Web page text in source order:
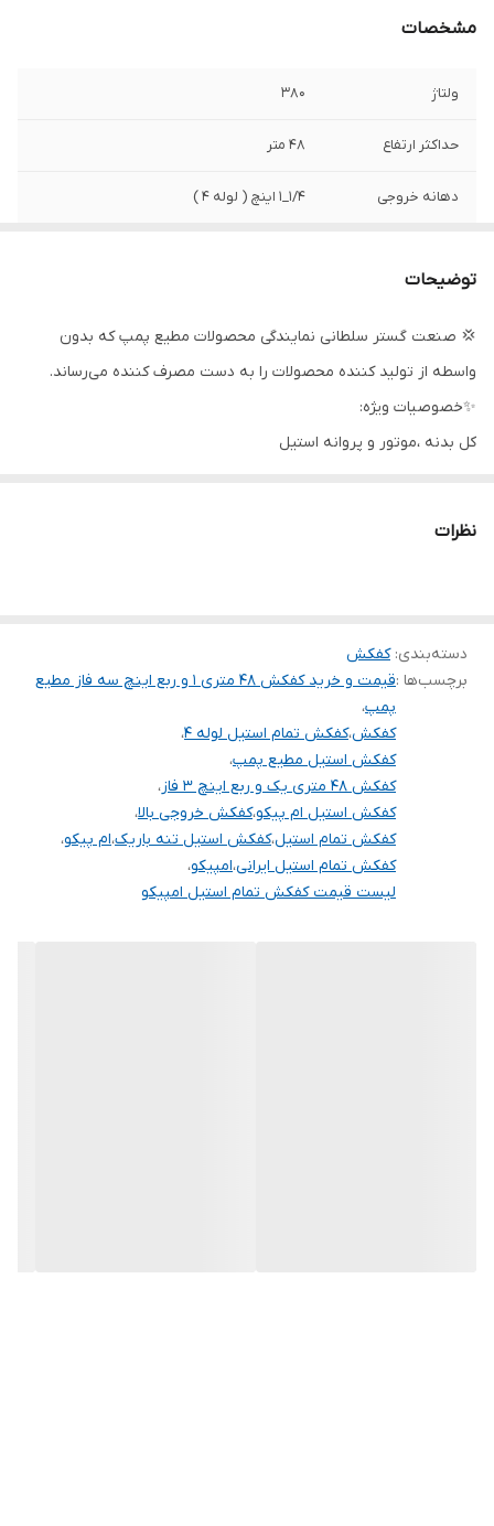
مشخصات
ولتاژ 380
حداکثر ارتفاع 48 متر
دهانه خروجی 1/4_1 اینچ ( لوله 4 )
قطر تنه
کشور سازنده ایران
در دقیقه )
توضیحات
💢 صنعت گستر سلطانی نمایندگی محصولات مطیع پمپ که بدون
واسطه از تولید کننده محصولات را به دست مصرف کننده می‌رساند.
✨خصوصیات ویژه:
کل بدنه ،موتور و پروانه استیل
نظرات
دسته‌بندی:کفکش
برچسب‌ها :
قیمت و خرید کفکش 48 متری 1 و ربع اینچ سه فاز مطیع
پمپ،
کفکش،کفکش تمام استیل لوله 4
،
کفکش استیل مطیع پمپ،
کفکش 48 متری یک و ربع اینچ 3 فاز
،
کفکش استیل ام پیکو،کفکش خروجی بالا،
کفکش تمام استیل،کفکش استیل تنه باریک،ام پیکو،
کفکش تمام استیل ایرانی،امپیکو،
لیست قیمت کفکش تمام استیل امپیکو